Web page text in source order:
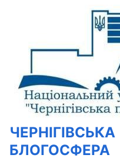
содержимому
ЧЕРНІГІВСЬКА
БЛОГОСФЕРА